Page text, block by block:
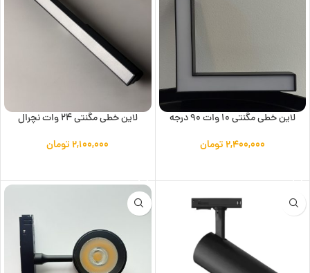
لاین خطی مگنتی 10 وات 90 درجه
۲,۴۰۰,۰۰۰تومان
لاین خطی مگنتی 24 وات نچرال
۲,۱۰۰,۰۰۰تومان